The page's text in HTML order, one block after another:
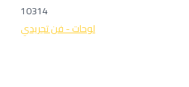
10314
لوحات - فن تجريدي